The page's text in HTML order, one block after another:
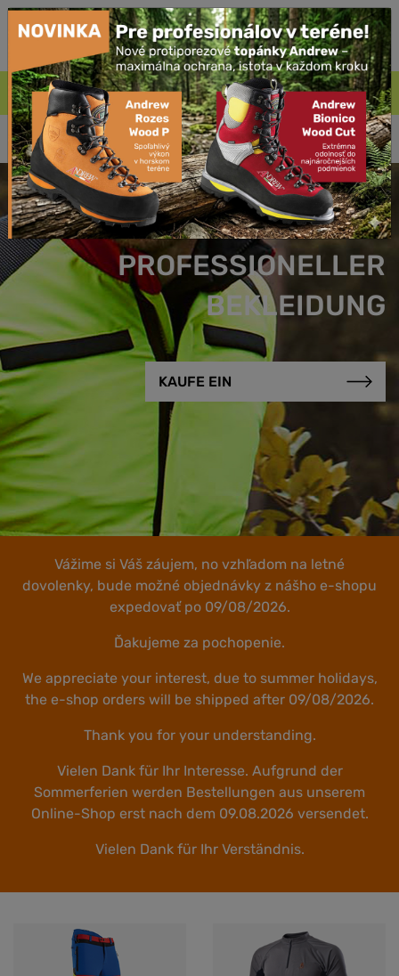
Über 200€ KOSTENLOSER Versand.Kaufe Ein
Schutzkleidung Outdoor Jagdkleidung Zubehör
HERSTELLER VON
PROFESSIONELLER
BEKLEIDUNG
KAUFE EIN
Vážime si Váš záujem, no vzhľadom na letné
dovolenky, bude možné objednávky z nášho e-shopu
expedovať po 09/08/2026.
Ďakujeme za pochopenie.
We appreciate your interest, due to summer holidays,
the e-shop orders will be shipped after 09/08/2026.
Thank you for your understanding.
Vielen Dank für Ihr Interesse. Aufgrund der
Sommerferien werden Bestellungen aus unserem
Online-Shop erst nach dem 09.08.2026 versendet.
Vielen Dank für Ihr Verständnis.